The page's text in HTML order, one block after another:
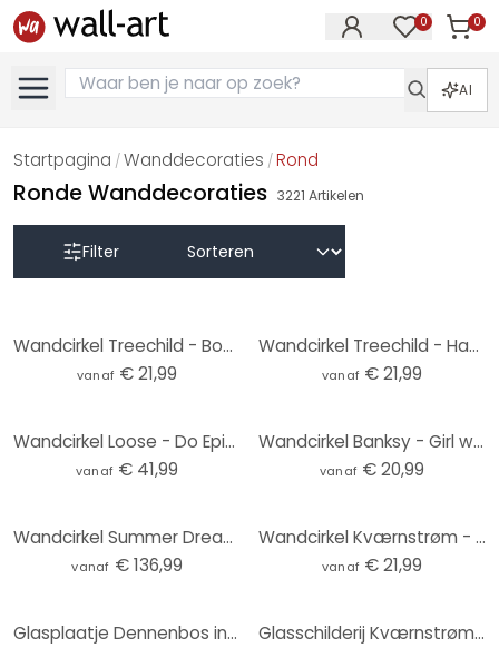
0 0
AI
Startpagina /Wanddecoraties /Rond
Ronde Wanddecoraties 3221 Artikelen
Filter
Wandcirkel Treechild - Bouquet of Flowers
vanaf € 21,99
Wandcirkel Treechild - Happy People
vanaf € 21,99
Wandcirkel Loose - Do Epic Shit
vanaf € 41,99
Wandcirkel Banksy - Girl with the Red Balloon
vanaf € 20,99
Wandcirkel Summer Dreams at Sea (3-delig)
vanaf € 136,99
Wandcirkel Kværnstrøm - Dew-covered sunrise
vanaf € 21,99
Glasplaatje Dennenbos in het Huang Shan-gebergte - NingYun Ye - Rond Glasschilderij Kværnstrøm - Dew-covered sunrise